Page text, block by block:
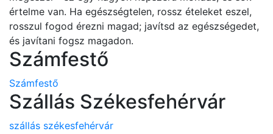
értelme van. Ha egészségtelen, rossz ételeket eszel,
rosszul fogod érezni magad; javítsd az egészségedet,
és javítani fogsz magadon.
Számfestő
Számfestő
Szállás Székesfehérvár
szállás székesfehérvár